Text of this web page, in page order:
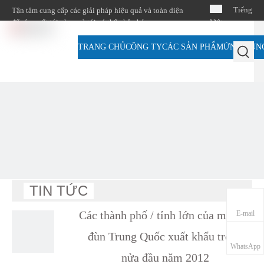
Tận tâm cung cấp các giải pháp hiệu quả và toàn diện
để sản xuất túi nhựa và túi có thể phân hủy
Tiếng
Việt
简体中
文
TRANG CHỦCÔNG TYCÁC SẢN PHẨMỨNG
TIN TỨC
Các thành phố / tỉnh lớn của máy ép
đùn Trung Quốc xuất khẩu trong
nửa đầu năm 2012
E-mail
WhatsApp